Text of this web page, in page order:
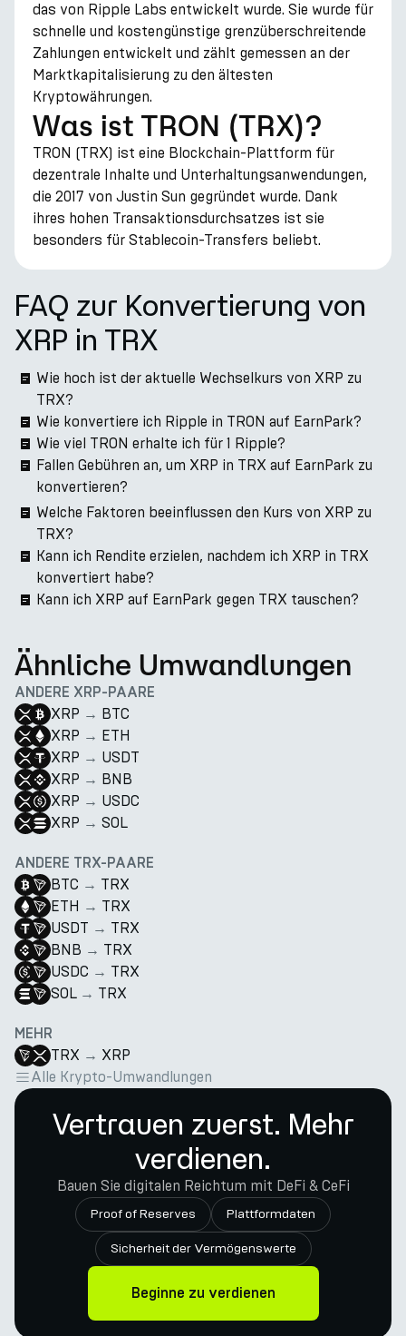
das von Ripple Labs entwickelt wurde. Sie wurde für
schnelle und kostengünstige grenzüberschreitende
Zahlungen entwickelt und zählt gemessen an der
Marktkapitalisierung zu den ältesten
Kryptowährungen.
Was ist TRON (TRX)?
TRON (TRX) ist eine Blockchain-Plattform für
dezentrale Inhalte und Unterhaltungsanwendungen,
die 2017 von Justin Sun gegründet wurde. Dank
ihres hohen Transaktionsdurchsatzes ist sie
besonders für Stablecoin-Transfers beliebt.
FAQ zur Konvertierung von
XRP in TRX
Wie hoch ist der aktuelle Wechselkurs von XRP zu
TRX?
Wie konvertiere ich Ripple in TRON auf EarnPark?
Wie viel TRON erhalte ich für 1 Ripple?
Fallen Gebühren an, um XRP in TRX auf EarnPark zu
konvertieren?
Welche Faktoren beeinflussen den Kurs von XRP zu
TRX?
Kann ich Rendite erzielen, nachdem ich XRP in TRX
konvertiert habe?
Kann ich XRP auf EarnPark gegen TRX tauschen?
Ähnliche Umwandlungen
ANDERE XRP-PAARE
XRP → BTC
XRP → ETH
XRP → USDT
XRP → BNB
XRP → USDC
XRP → SOL
ANDERE TRX-PAARE
BTC → TRX
ETH → TRX
USDT → TRX
BNB → TRX
USDC → TRX
SOL → TRX
MEHR
TRX → XRP
Alle Krypto-Umwandlungen
Vertrauen zuerst. Mehr
verdienen.
Bauen Sie digitalen Reichtum mit DeFi & CeFi
Proof of Reserves Plattformdaten
Sicherheit der Vermögenswerte
Beginne zu verdienen